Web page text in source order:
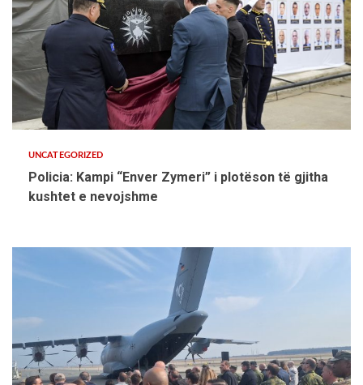
UNCATEGORIZED
Policia: Kampi “Enver Zymeri” i plotëson të gjitha
kushtet e nevojshme